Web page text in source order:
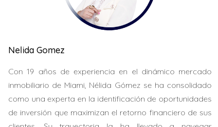
muchos a considerar la compra de propiedades como
una inversión segura en dólares, lo que les permite
sus países de origen. El atractivo de Miami radica en su
diversidad cultural y su economía dinámica. Las
propiedades en esta ciudad no solo ofrecen un hogar,
sino también una oportunidad para generar ingresos
pasivos a través del alquiler o la revalorización del
capital. A continuación, exploraremos tres casos
Nelida Gomez
Con 19 años de experiencia en el dinámico mercado
inmobiliario de Miami, Nélida Gómez se ha consolidado
como una experta en la identificación de oportunidades
de inversión que maximizan el retorno financiero de sus